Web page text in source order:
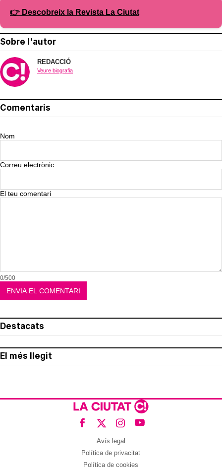
👉 Descobreix la Revista La Ciutat
Sobre l'autor
REDACCIÓ
Veure biografia
¡Cómo los de antes, pero mejor!
Los pasaportes más poderosos del mundo,